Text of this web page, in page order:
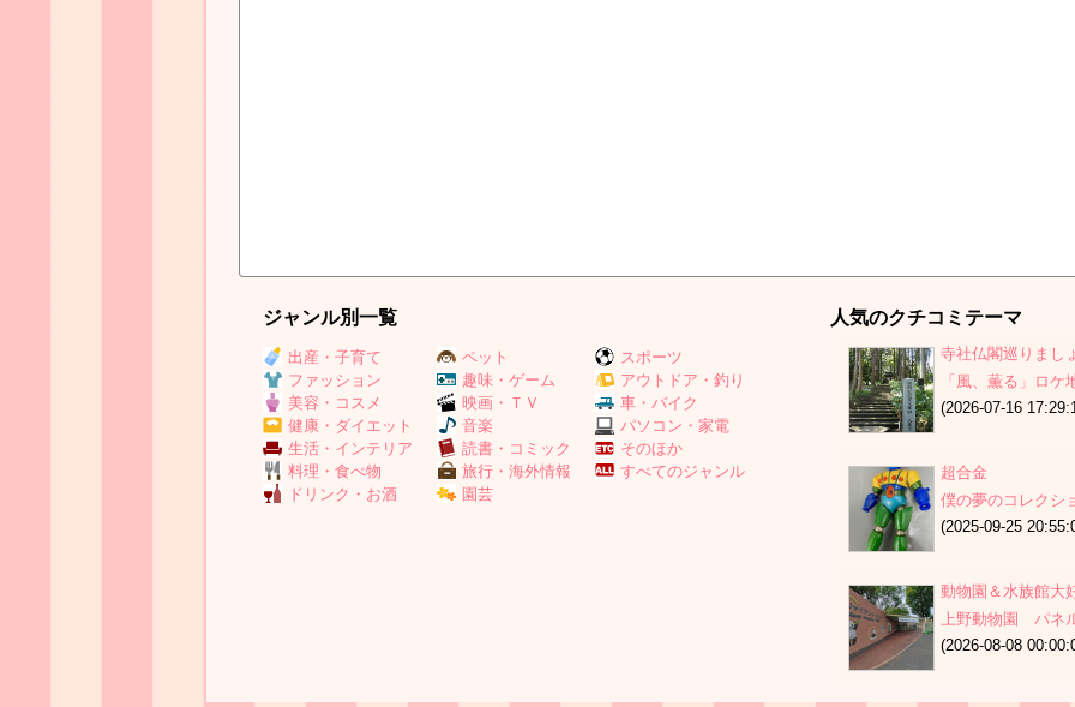
ジャンル別一覧
出産・子育て
ファッション
美容・コスメ
健康・ダイエット
生活・インテリア
料理・食べ物
ドリンク・お酒
ペット
趣味・ゲーム
映画・ＴＶ
音楽
読書・コミック
旅行・海外情報
園芸
スポーツ
アウトドア・釣り
車・バイク
パソコン・家電
そのほか
すべてのジャンル
人気のクチコミテーマ
寺社仏閣巡りまし
「風、薫る」ロ
(2026-07-16
超合金
僕の夢のコレクシ
(2025-09-25
動物園＆水族館大
上野動物園 パネ
(2026-08-08